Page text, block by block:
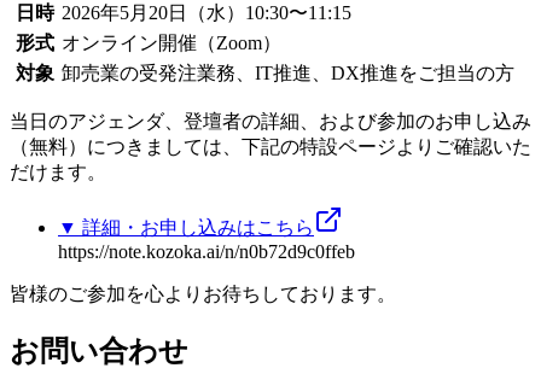
日時 2026年5月20日（水）10:30〜11:15
形式 オンライン開催（Zoom）
対象 卸売業の受発注業務、IT推進、DX推進をご担当の方
当日のアジェンダ、登壇者の詳細、および参加のお申し込み
（無料）につきましては、下記の特設ページよりご確認いた
だけます。
▼ 詳細・お申し込みはこちら
https://note.kozoka.ai/n/n0b72d9c0ffeb
皆様のご参加を心よりお待ちしております。
お問い合わせ